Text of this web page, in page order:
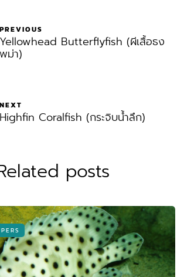
PREVIOUS
Yellowhead Butterflyfish (ผีเสื้อธง
พม่า)
NEXT
Highfin Coralfish (กระจิบน้ำลึก)
posts